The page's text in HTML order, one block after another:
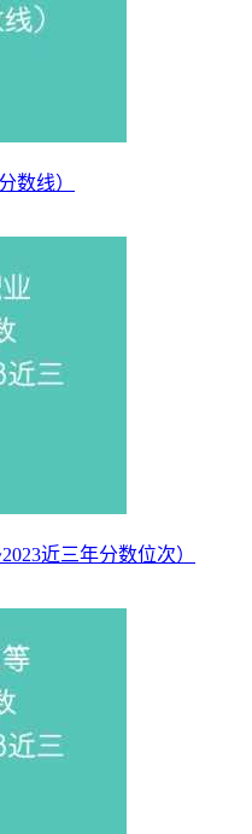
院官方信息整理，统计
数线）
近三年分数位次）